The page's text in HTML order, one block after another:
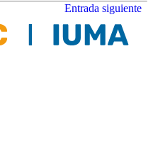
Entrada siguiente